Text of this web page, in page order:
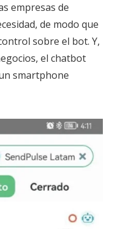
empresas de
de modo que
sobre el bot. Y,
el chatbot
smartphone